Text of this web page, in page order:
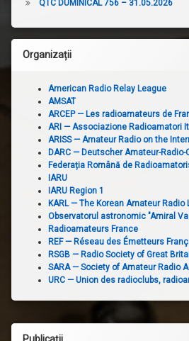
QTC DUMINICAL 756 – 31.05.2026
Organizații
American Radio Relay League
AMSAT
ARCEP — Les radioamateurs de
ARI — Associazione Radioamatori
ARISS — Amateur Radio on the
DARC — Deutscher Amateur-Radio-
Federația Română de
IARU
IARU Region 1
KARL — The Korean Amateur Radio
Observatorul astronomic "Amiral
Radioamateurs France
REF — Réseau des Émetteurs
RSGB — Radio Society of Great
SARA — Society of Amateur Radio
URC — Union des radioclubs,
Publicații